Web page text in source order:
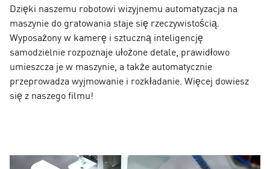
Dzięki naszemu robotowi wizyjnemu automatyzacja na
maszynie do gratowania staje się rzeczywistością.
Wyposażony w kamerę i sztuczną inteligencję
samodzielnie rozpoznaje ułożone detale, prawidłowo
umieszcza je w maszynie, a także automatycznie
przeprowadza wyjmowanie i rozkładanie. Więcej dowiesz
się z naszego filmu!